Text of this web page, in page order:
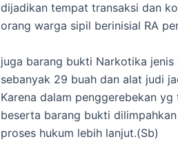
dijadikan tempat transaksi dan
orang warga sipil berinisial RA
juga barang bukti Narkotika
sebanyak 29 buah dan alat judi
Karena dalam penggerebekan
beserta barang bukti
proses hukum lebih lanjut.(Sb)